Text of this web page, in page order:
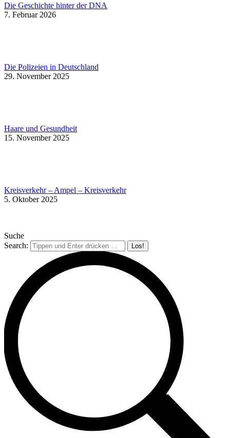
Die Geschichte hinter der DNA
7. Februar 2026
Die Polizeien in Deutschland
29. November 2025
Haare und Gesundheit
15. November 2025
Kreisverkehr – Ampel – Kreisverkehr
5. Oktober 2025
Suche
Search: